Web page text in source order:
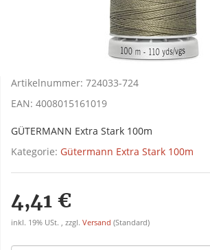
Artikelnummer: 724033-724
EAN: 4008015161019
GÜTERMANN Extra Stark 100m
Kategorie: Gütermann Extra Stark 100m
4,41 €
inkl. 19% USt. , zzgl. Versand (Standard)